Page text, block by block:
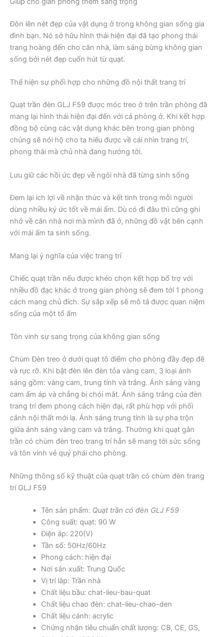
Đôn lên nét đẹp của vật dụng ở trong không gian sống gia
đình bạn. Nó sở hữu hình thái hiện đại đã tạo phong thái
trang hoàng đến cho căn nhà, làm sáng bừng không gian
sống bởi nét đẹp cuốn hút từ quạt.
Thể hiện sự phối hợp cho những đồ nội thất trang trí
Quạt trần đèn GLJ F59 được móc treo ở trên trần phòng đã
mang lại hình thái hiện đại đến với cả phòng ở. Khi kết hợp
đồng bộ cùng các vật dụng khác bên trong gian phòng
chúng sẽ nói hộ cho ta hiểu được về cái nhìn trang trí,
phong thái mà chủ nhà đang hướng tới.
Lưu giữ các hồi ức đẹp về ngôi nhà đã từng sinh sống
Đem lại ích lợi về nhận thức và kết tinh trong mỗi người
dùng nhiều ký ức tốt về mái ấm. Dù có đi đâu thì cũng ghi
nhớ về căn nhà nơi mà mình đã ở, những đồ vật bên cạnh
với mái ấm ta sinh sống.
Mang lại ý nghĩa của việc trang trí
Chiếc quạt trần nếu được khéo chọn kết hợp bổ trợ với
nhiều đồ đạc khác ở trong gian phòng sẽ đem tới 1 phong
cách mang chủ đích. Sự sắp xếp sẽ mô tả được quan niệm
sống của một tổ ấm
Tôn vinh sự sang trọng của không gian sống
Chùm Đèn treo ở dưới quạt tô điểm cho phòng đầy đẹp đẽ
và rực rỡ. Khi bật đèn lên đèn tỏa vàng cam, 3 loại ánh
sáng gồm: vàng cam, trung tính và trắng. Ánh sáng vàng
cam ấm áp và chẳng bị chói mắt. Ánh sáng trắng của đèn
trang trí đem phong cách hiện đại, rất phù hợp với phối
cảnh nội thất mới lạ. Ánh sáng trung tính là sự pha trộn
giữa ánh sáng vàng cam và trắng. Thường khi quạt gắn
trần có chùm đèn treo trang trí hẳn sẽ mang tới sức sống
và tôn vinh vẻ quý phái cho phòng.
Những thông số kỹ thuật của quạt trần có chùm đèn trang
trí GLJ F59
Tên sản phẩm: Quạt trần có đèn GLJ F59
Công suất: quạt: 90 W
Điện áp: 220(V)
Tần số: 50Hz/60Hz
Phong cách: hiện đại
Nơi sản xuất: Trung Quốc
Vị trí lắp: Trần nhà
Chất liệu bầu: chat-lieu-bau-quat
Chất liệu chao đèn: chat-lieu-chao-den
Chất liệu cánh: acrylic
Chứng nhận tiêu chuẩn chất lượng: CB, CE, GS,